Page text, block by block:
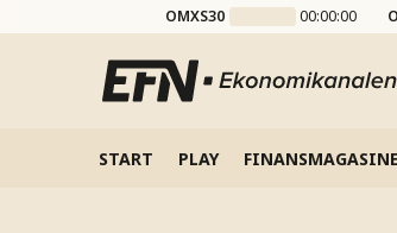
OMXS30 00:00:00
START PLAY